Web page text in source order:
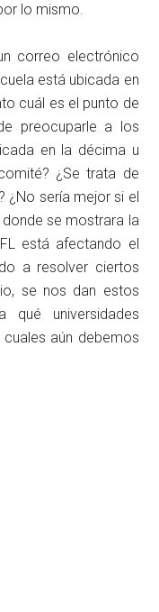
lo mismo.
correo electrónico
está ubicada en
cuál es el punto de
preocuparle a los
en la décima u
¿Se trata de
¿No sería mejor si el
se mostrara la
está afectando el
a resolver ciertos
se nos dan estos
qué universidades
aún debemos